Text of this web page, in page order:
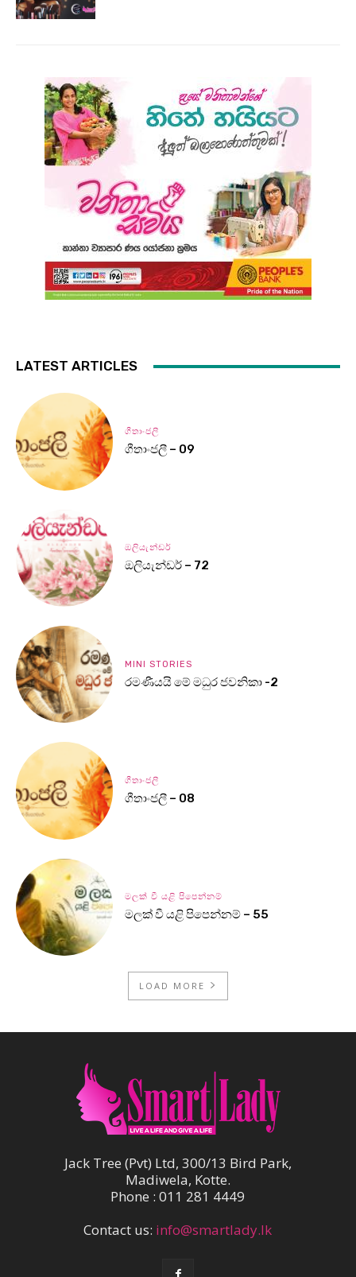
LATEST ARTICLES
ගීතාංජලී
ගීතාංජලී – 09
ඔලියැන්ඩර්
ඔලියැන්ඩර් – 72
MINI STORIES
රමණීයයි මේ මධුර ජවනිකා -2
ගීතාංජලී
ගීතාංජලී – 08
මලක් වී යළි පිපෙන්නම්
මලක් වී යළි පිපෙන්නම් – 55
LOAD MORE
Jack Tree (Pvt) Ltd, 300/13 Bird Park,
Madiwela, Kotte.
Phone : 011 281 4449
Contact us: info@smartlady.lk